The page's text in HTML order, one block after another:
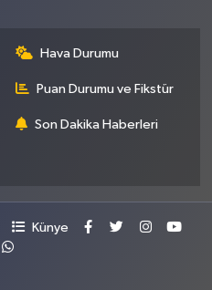
Hava Durumu
Puan Durumu ve Fikstür
Son Dakika Haberleri
Künye